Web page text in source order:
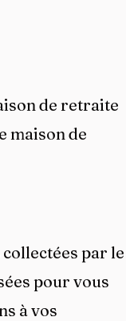
de retraite
maison de
par le
pour vous
à vos